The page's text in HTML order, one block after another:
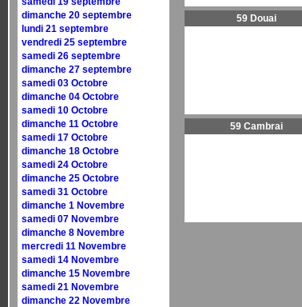
dimanche 20 septembre
lundi 21 septembre
vendredi 25 septembre
samedi 26 septembre
dimanche 27 septembre
samedi 03 Octobre
dimanche 04 Octobre
samedi 10 Octobre
dimanche 11 Octobre
samedi 17 Octobre
dimanche 18 Octobre
samedi 24 Octobre
dimanche 25 Octobre
samedi 31 Octobre
dimanche 1 Novembre
samedi 07 Novembre
dimanche 8 Novembre
mercredi 11 Novembre
samedi 14 Novembre
dimanche 15 Novembre
samedi 21 Novembre
dimanche 22 Novembre
59 Douai
59 Cambrai